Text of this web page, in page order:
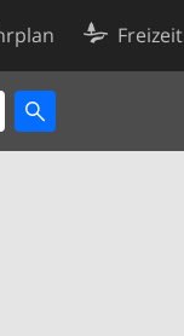
Freizeit
Richtlinie
Einstellungen